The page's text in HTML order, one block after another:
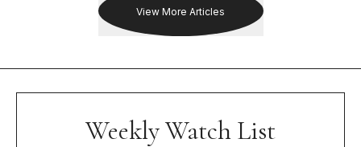
View More Articles
Weekly Watch List